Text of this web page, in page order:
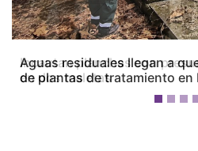
Aguas residuales llegan a
de plantas de tratamiento en